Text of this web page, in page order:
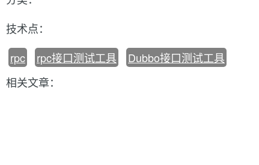
技术点：
rpc
rpc接口测试工具
Dubbo接口测试工具
相关文章：